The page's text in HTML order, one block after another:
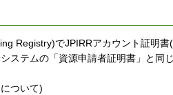
Registry)でJPIRRアカウント証明
ステムの「資源申請者証明書」と同
ついて)